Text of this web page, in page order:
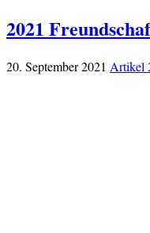
2021
20. September 2021 Artikel